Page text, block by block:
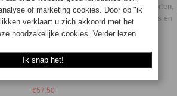
appel, boter, koolsoorten, harde kaassoorten,
chocolade, knoflook, noten, uien, pepers en
aardappel.
zachte kaassoorten, uien en aardappel.
plakjes van diverse groentes en fruit.
€57.50